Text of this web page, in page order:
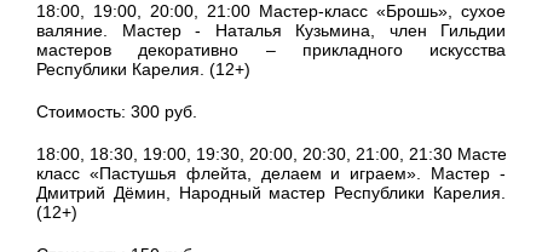
18:00, 19:00, 20:00, 21:00 Мастер-класс «Брошь», сухое
валяние. Мастер - Наталья Кузьмина, член Гильдии
мастеров декоративно – прикладного искусства
Республики Карелия. (12+)
Стоимость: 300 руб.
18:00, 18:30, 19:00, 19:30, 20:00, 20:30, 21:00, 21:30 Мастер-
класс «Пастушья флейта, делаем и играем». Мастер -
Дмитрий Дёмин, Народный мастер Республики Карелия.
(12+)